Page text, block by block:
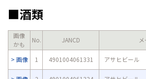
■酒類
画像
かも
No. JANCD
画像 1 4901004061331 アサヒビール